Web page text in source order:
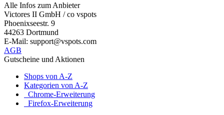
Alle Infos zum Anbieter
Victores II GmbH / co vspots
Phoenixseestr. 9
44263 Dortmund
E-Mail: support@vspots.com
AGB
Gutscheine und Aktionen
Shops von A-Z
Kategorien von A-Z
Chrome-Erweiterung
Firefox-Erweiterung